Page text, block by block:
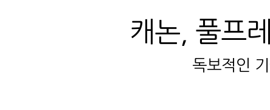
캐논, 풀프
독보적인